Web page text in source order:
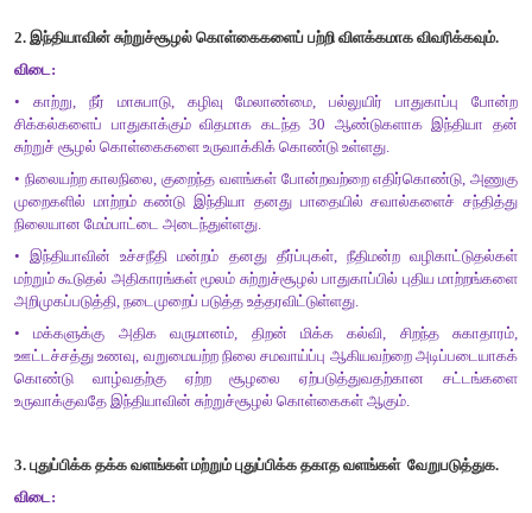
மரபு
சாரா வளங்களைப் பயன்படுத்துதல் நிலையான
அத்தியாவசியம்.
•சூரிய ஒளி மூலம் மின் சக்தியை நேரடியாக சூரிய
செயல்கள் மூலம் உற்பத்தி செய்து பயன்படுத்துவது சூரிய சக்தி
அதிக
சூரிய மின்தகடு
இந்தியாவின் சுற்றுச்சூழல் கொள்கைகளைப்
விடை:
•காற்று,நீர் மாசுபாடு,கழிவு மேலாண்மை,
சுற்றுச் சூழல் கொள்கைகளை உருவாக்கிக் கொண்டு உள்ளது
•நிலையற்ற